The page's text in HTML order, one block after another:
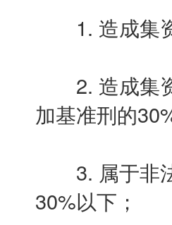
1. 造成集资
2. 造成集资
加基准刑的
3. 属于非法
30%以下；